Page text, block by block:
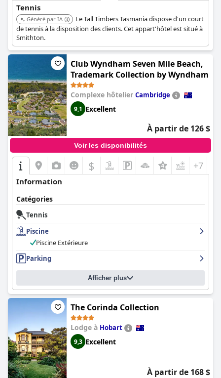
Tennis
Généré par IA
Le Tall Timbers Tasmania dispose d'un court
de tennis à la disposition des clients. Cet appart'hôtel est situé à
Smithton.
Club Wyndham Seven Mile Beach,
Trademark Collection by Wyndham
Complexe hôtelier Cambridge
9,1 Excellent
À partir de 126 $
Voir les disponibilités
$ +7
Information
Catégories
Tennis
Piscine
Piscine Extérieure
Parking
Afficher plus
The Corinda Collection
Lodge à Hobart
9,3 Excellent
À partir de 168 $